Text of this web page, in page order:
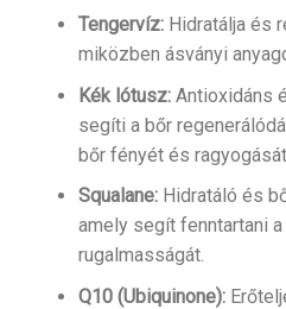
Tengervíz:Hidratálja és
miközben ásványi
Kék lótusz:Antioxidáns
segíti a bőr
bőr fényét és ragyogását.
Squalane:Hidratáló és
amely segít fenntartani
rugalmasságát.
Q10 (Ubiquinone):